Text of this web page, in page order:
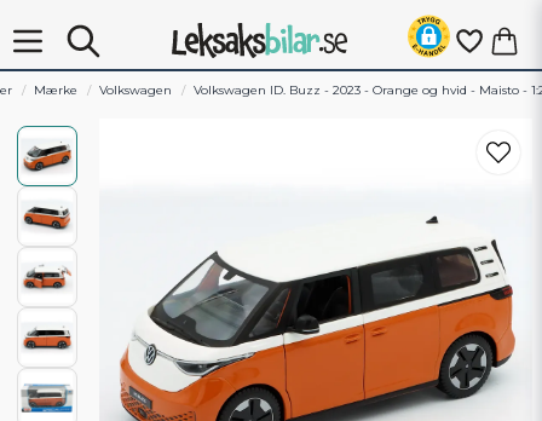
Mærke Volkswagen Volkswagen ID. Buzz - 2023 - Orange og hvid - Maisto -